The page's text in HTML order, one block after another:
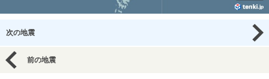
次の地震
前の地震